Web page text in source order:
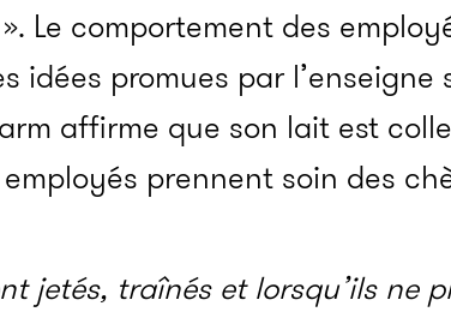
Le comportement des
idées promues par l’enseigne
affirme que son lait est
prennent soin des
jetés, traînés et lorsqu’ils ne